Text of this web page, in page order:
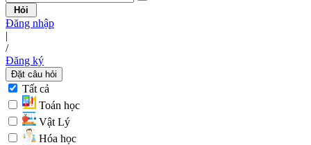
Hỏi
Đăng nhập
|
/
Đăng ký
Đặt câu hỏi
Tất cả
Toán học
Vật Lý
Hóa học